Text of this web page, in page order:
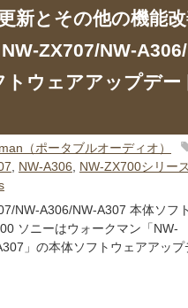
新とその他の機能改
ZX707/NW-
トウェアアップデー
（ポータブルオーディオ）
, NW-A306, NW-ZX700シリー
NW-A306/NW-A307 本体ソフ
ソニーはウォークマン「NW-
」の本体ソフトウェアアップ